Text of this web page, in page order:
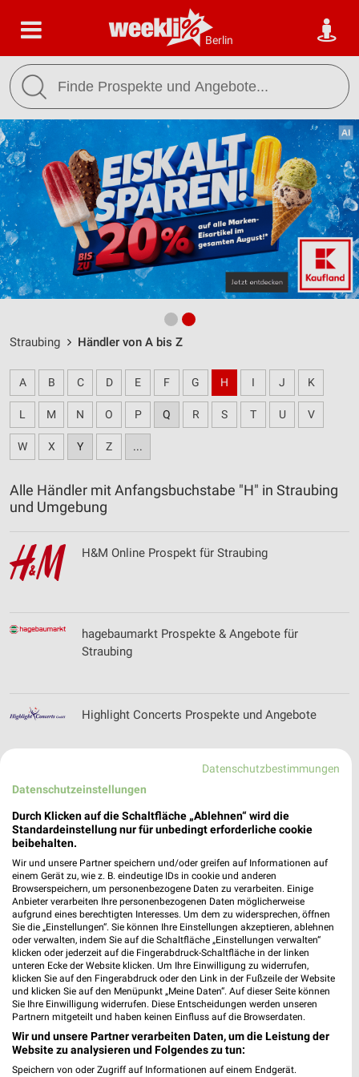
Berlin
Straubing Händler von A bis Z
A B C D E F G H I J K
L M N O P Q R S T U V
W X Y Z ...
Alle Händler mit Anfangsbuchstabe "H" in Straubing
und Umgebung
H&M Online Prospekt für Straubing
hagebaumarkt Prospekte & Angebote für
Straubing
Highlight Concerts Prospekte und Angebote
HKL BAUMASCHINEN Prospekte & Angebote für
Straubing
HORNBACH Prospekte & Angebote für Straubing
Hörakustik Duschner Filialen & Öffnungszeiten
für Roding
Datenschutzbestimmungen
Datenschutzeinstellungen
Durch Klicken auf die Schaltfläche „Ablehnen“ wird die
Standardeinstellung nur für unbedingt erforderliche cookie
beibehalten.
Wir und unsere Partner speichern und/oder greifen auf Informationen auf
einem Gerät zu, wie z. B. eindeutige IDs in cookie und anderen
Browserspeichern, um personenbezogene Daten zu verarbeiten. Einige
Anbieter verarbeiten Ihre personenbezogenen Daten möglicherweise
aufgrund eines berechtigten Interesses. Um dem zu widersprechen, öffnen
Sie die „Einstellungen“. Sie können Ihre Einstellungen akzeptieren, ablehnen
oder verwalten, indem Sie auf die Schaltfläche „Einstellungen verwalten“
klicken oder jederzeit auf die Fingerabdruck-Schaltfläche in der linken
unteren Ecke der Website klicken. Um Ihre Einwilligung zu widerrufen,
klicken Sie auf den Fingerabdruck oder den Link in der Fußzeile der Website
und klicken Sie auf den Menüpunkt „Meine Daten“. Auf dieser Seite können
Sie Ihre Einwilligung widerrufen. Diese Entscheidungen werden unseren
Partnern mitgeteilt und haben keinen Einfluss auf die Browserdaten.
Wir und unsere Partner verarbeiten Daten, um die Leistung der
Website zu analysieren und Folgendes zu tun:
Speichern von oder Zugriff auf Informationen auf einem Endgerät.